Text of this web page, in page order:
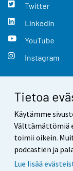
Tietoa
Käytämme
Välttämättömiä
toimii oikein.
podcastien ja
Lue lisää
Twitter
LinkedIn
YouTube
Instagram
Yhteystiedot
Palaute
Käyttöehdot